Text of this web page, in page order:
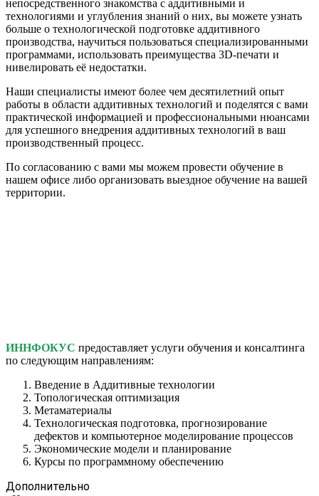
непосредственного знакомства с аддитивными и
технологиями и углубления знаний о них, вы можете узнать
больше о технологической подготовке аддитивного
производства, научиться пользоваться специализированными
программами, использовать преимущества 3D-печати и
нивелировать её недостатки.
Наши специалисты имеют более чем десятилетний опыт
работы в области аддитивных технологий и поделятся с вами
практической информацией и профессиональными нюансами
для успешного внедрения аддитивных технологий в ваш
производственный процесс.
По согласованию с вами мы можем провести обучение в
нашем офисе либо организовать выездное обучение на вашей
территории.
ИННФОКУС предоставляет услуги обучения и консалтинга
по следующим направлениям:
Введение в Аддитивные технологии
Топологическая оптимизация
Метаматериалы
Технологическая подготовка, прогнозирование
дефектов и компьютерное моделирование процессов
Экономические модели и планирование
Курсы по программному обеспечению
Дополнительно